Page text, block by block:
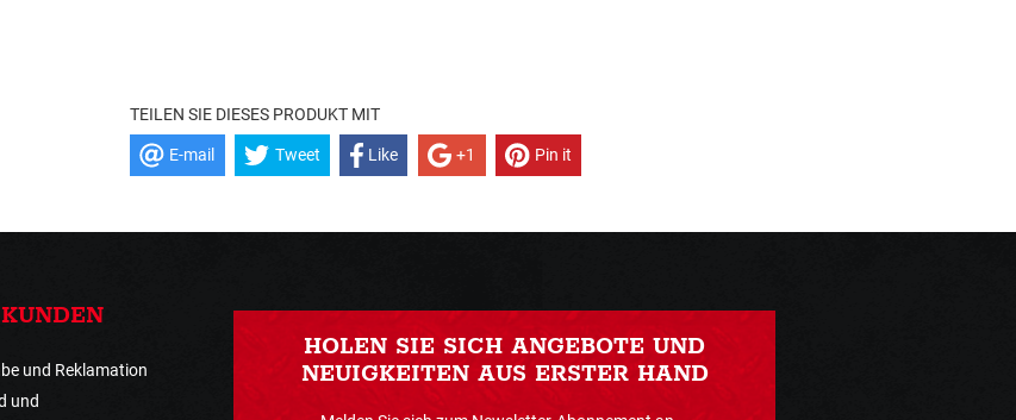
TEILEN SIE DIESES PRODUKT MIT
E-mail Tweet Like +1 Pin it
und Reklamation
und
HOLEN SIE SICH ANGEBOTE UND
NEUIGKEITEN AUS ERSTER HAND